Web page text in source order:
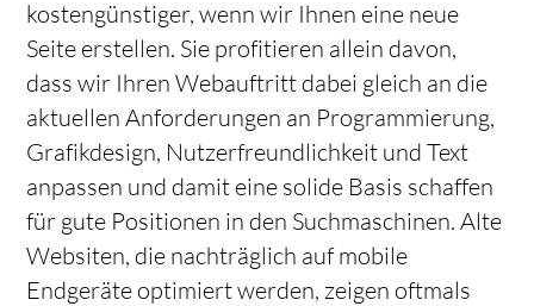
kostengünstiger, wenn wir Ihnen eine neue
Seite erstellen. Sie profitieren allein davon,
dass wir Ihren Webauftritt dabei gleich an die
aktuellen Anforderungen an Programmierung,
Grafikdesign, Nutzerfreundlichkeit und Text
anpassen und damit eine solide Basis schaffen
für gute Positionen in den Suchmaschinen. Alte
Websiten, die nachträglich auf mobile
Endgeräte optimiert werden, zeigen oftmals